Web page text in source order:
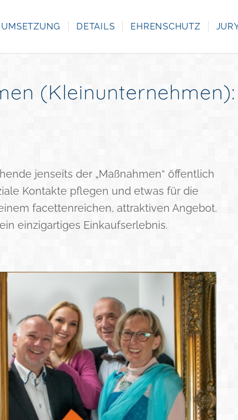
UMSETZUNG DETAILS EHRENSCHUTZ
(Kleinunternehmen):
jenseits der „Maßnahmen“ öffentlich
Kontakte pflegen und etwas für die
facettenreichen, attraktiven Angebot.
einzigartiges Einkaufserlebnis.